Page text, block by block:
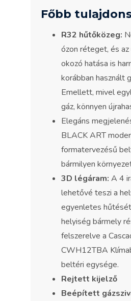
Főbb
R32 hűtőközeg:
ózon réteget, és
okozó hatása is
korábban használt
Emellett, mivel
gáz, könnyen
Elegáns
BLACK ART
formatervezésű
bármilyen
3D légáram: A 4
lehetővé teszi a
egyenletes
helyiség bármely
felszerelve a
CWH12TBA
beltéri egysége.
Rejtett kijelző
Beépített